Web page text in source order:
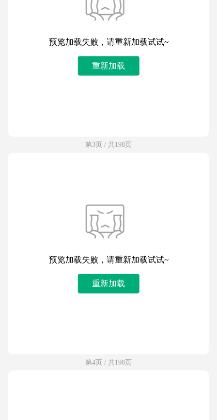
预览加载失败，请重新加载试试~
重新加载
第3页 / 共198页
预览加载失败，请重新加载试试~
重新加载
第4页 / 共198页